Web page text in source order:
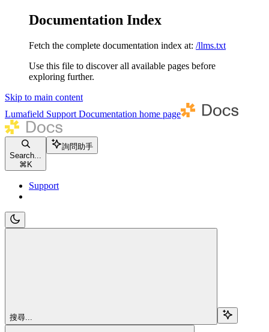
Documentation Index
Fetch the complete documentation index at: /llms.txt
Use this file to discover all available pages before
exploring further.
Skip to main content
Lumafield Support Documentation home page
Search...
⌘ K
詢問助手
Support
搜尋...